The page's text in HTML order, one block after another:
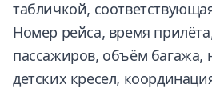
табличкой,
Номер рейса, время
пассажиров, объём багажа,
детских кресел,